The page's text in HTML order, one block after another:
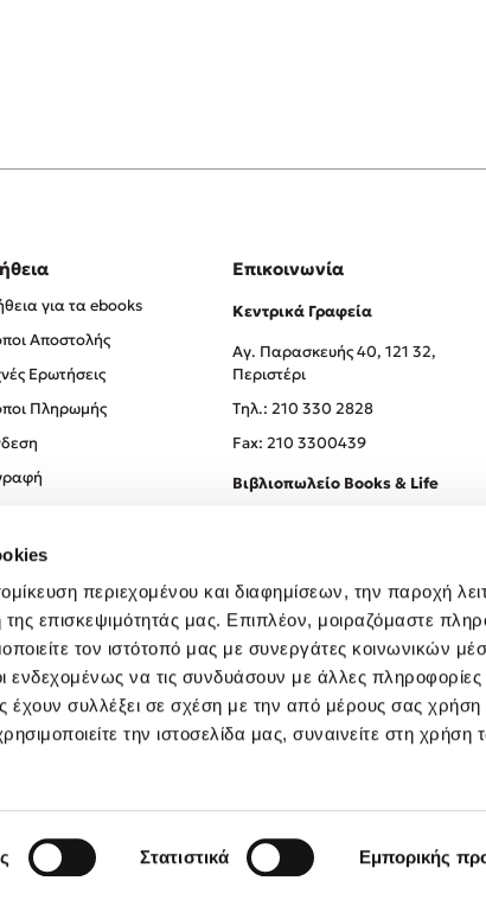
περιεχομένου και διαφημίσεων, την παροχή
επισκεψιμότητάς μας. Επιπλέον, μοιραζόμαστε
τον ιστότοπό μας με συνεργάτες κοινωνικών
ενδεχομένως να τις συνδυάσουν με άλλες
έχουν συλλέξει σε σχέση με την από μέρους σας χρήση
την ιστοσελίδα μας, συναινείτε στη χρήση
Στατιστικά Εμπορικής
για τα ebooks
Αποστολής
Ερωτήσεις
Πληρωμής
Επικοινωνία
Κεντρικά Γραφεία
Αγ. Παρασκευής 40, 121 32,
Περιστέρι
Tηλ.: 210 330 2828
Fax: 210 3300439
Βιβλιοπωλείο Books & Life
Created by Powered by